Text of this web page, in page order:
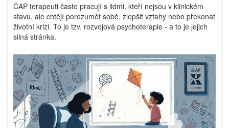
ČAP terapeuti často pracují s lidmi, kteří nejsou v klinickém
stavu, ale chtějí porozumět sobě, zlepšit vztahy nebo překonat
životní krizi. To je tzv. rozvojová psychoterapie - a to je jejich
silná stránka.